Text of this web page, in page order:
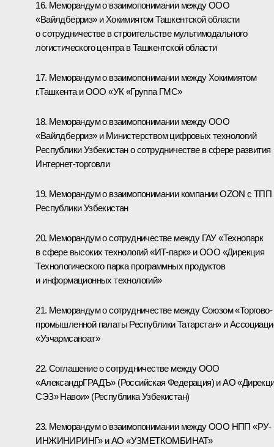
16. Меморандум о взаимопонимании между ООО
«Вайлдберриз» и Хокимиятом Ташкентской области
о сотрудничестве в строительстве мультимодального
логистического центра в Ташкентской области
17. Меморандум о взаимопонимании между Хокимиятом
г.Ташкента и ООО «УК «Группа ГМС»
18. Меморандум о взаимопонимании между ООО
«Вайлдберриз» и Министерством цифровых технологий
Республики Узбекистан о сотрудничестве в сфере развития
Интернет-торговли
19. Меморандум о взаимопонимании компании OZON с ТПП
Республики Узбекистан
20. Меморандум о сотрудничестве между ГАУ «Технопарк
в сфере высоких технологий «ИТ-парк» и ООО «Дирекция
Технологического парка программных продуктов
и информационных технологий»
21. Меморандум о сотрудничестве между Союзом «Торгово-
промышленной палаты Республики Татарстан» и
«Узчармсаноат»
22. Соглашение о сотрудничестве между ООО
«АлександрГРАДЪ» (Российская Федерация) и АО
СЭЗ» Навои» (Республика Узбекистан)
23. Меморандум о взаимопонимании между ООО НПП «РУ-
ИНЖИНИРИНГ» и АО «УЗМЕТКОМБИНАТ»